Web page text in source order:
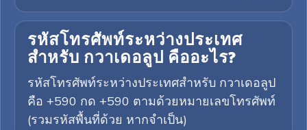
รหัสโทรศัพท์ระหว่างประเทศ
สำหรับ กวาเดอลูป คืออะไร?
รหัสโทรศัพท์ระหว่างประเทศสำหรับ กวาเดอลูป
คือ +590 กด +590 ตามด้วยหมายเลขโทรศัพท์
(รวมรหัสพื้นที่ด้วย หากจำเป็น)